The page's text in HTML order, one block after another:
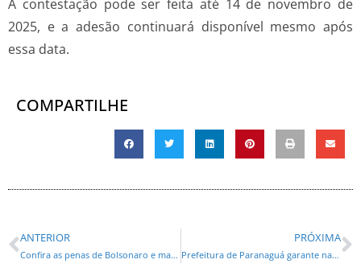
A contestação pode ser feita até 14 de novembro de
2025, e a adesão continuará disponível mesmo após
essa data.
COMPARTILHE
ANTERIOR
Confira as penas de Bolsonaro e mais sete condenados pelo Supremo
PRÓXIMA
Prefeitura de Paranaguá garante na Justiça suspensão de aumento de 23,92% nas tarifas de água e esgoto